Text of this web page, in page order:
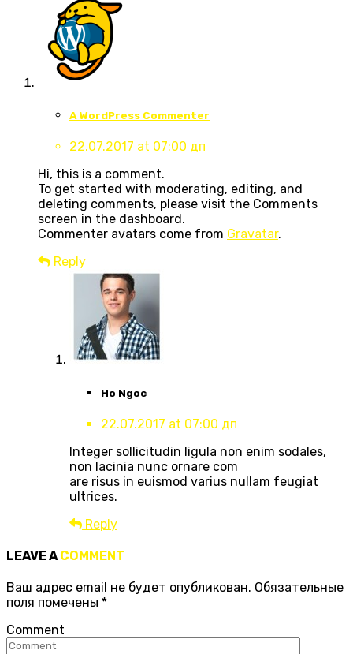
A WordPress Commenter
22.07.2017 at 07:00 дп
Hi, this is a comment.
To get started with moderating, editing, and
deleting comments, please visit the Comments
screen in the dashboard.
Commenter avatars come from Gravatar.
Reply
Ho Ngoc
22.07.2017 at 07:00 дп
Integer sollicitudin ligula non enim sodales,
non lacinia nunc ornare com
are risus in euismod varius nullam feugiat
ultrices.
Reply
LEAVE ACOMMENT
Ваш адрес email не будет опубликован. Обязательные
поля помечены *
Comment